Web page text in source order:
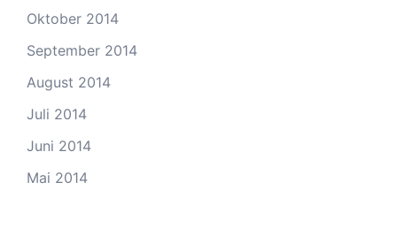
Oktober 2014
September 2014
August 2014
Juli 2014
Juni 2014
Mai 2014